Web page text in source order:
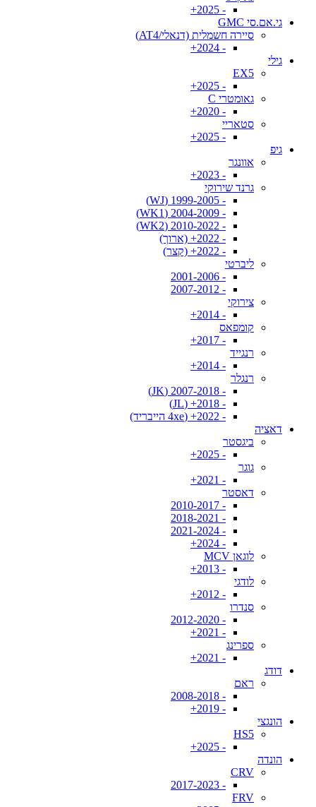
- 2025+
גי.אם.סי GMC
סיירה חשמלית (דנאלי/AT4)
- 2024+
גילי
EX5
- 2025+
גאומטרי C
- 2020+
סטאריי
- 2025+
גיפ
אוונגר
- 2023+
גרנד שירוקי
- 1999-2005 (WJ)
- 2004-2009 (WK1)
- 2010-2022 (WK2)
- 2022+ (ארוך)
- 2022+ (קצר)
ליברטי
- 2001-2006
- 2007-2012
צירוקי
- 2014+
קומפאס
- 2017+
רנגייד
- 2014+
רנגלר
- 2007-2018 (JK)
- 2018+ (JL)
- 2022+ (4xe הייבריד)
דאציה
ביגסטר
- 2025+
גוגר
- 2021+
דאסטר
- 2010-2017
- 2018-2021
- 2021-2024
- 2024+
לוגאן MCV
- 2013+
לודגי
- 2012+
סנדרו
- 2012-2020
- 2021+
ספרינג
- 2021+
דודג
ראם
- 2008-2018
- 2019+
הונגצי
HS5
- 2025+
הונדה
CRV
- 2017-2023
FRV